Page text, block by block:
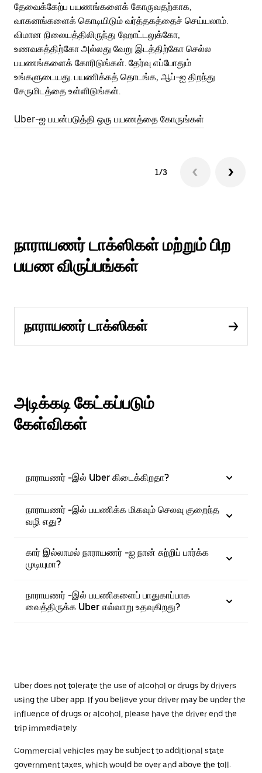
தேவைக்கேற்ப பயணங்களைக் கோருவதற்காக,
வாகனங்களைக் கொடியிடும் வர்த்தகத்தைச் செய்யலாம்.
விமான நிலையத்திலிருந்து ஹோட்டலுக்கோ,
உணவகத்திற்கோ அல்லது வேறு இடத்திற்கோ செல்ல
பயணங்களைக் கோரிடுங்கள். தேர்வு எப்போதும்
உங்களுடையது. பயணிக்கத் தொடங்க, ஆப்-ஐ திறந்து
சேருமிடத்தை உள்ளிடுங்கள்.
Uber-ஐ பயன்படுத்தி ஒரு பயணத்தை கோருங்கள்
1/3
நாராயணர் டாக்ஸிகள் மற்றும் பிற
பயண விருப்பங்கள்
நாராயணர் டாக்ஸிகள்
அடிக்கடி கேட்கப்படும்
கேள்விகள்
நாராயணர் -இல் Uber கிடைக்கிறதா?
நாராயணர் -இல் பயணிக்க மிகவும் செலவு குறைந்த
வழி எது?
கார் இல்லாமல் நாராயணர் -ஐ நான் சுற்றிப் பார்க்க
முடியுமா?
நாராயணர் -இல் பயணிகளைப் பாதுகாப்பாக
வைத்திருக்க Uber எவ்வாறு உதவுகிறது?
Uber does not tolerate the use of alcohol or drugs by drivers
using the Uber app. If you believe your driver may be under the
influence of drugs or alcohol, please have the driver end the
trip immediately.
Commercial vehicles may be subject to additional state
government taxes, which would be over and above the toll.